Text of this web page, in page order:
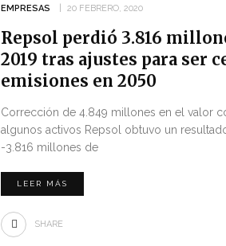
EMPRESAS 20 FEBRERO, 2020
Repsol perdió 3.816
2019 tras ajustes para ser
emisiones en 2050
Corrección de 4.849 millones en el valor
algunos activos Repsol obtuvo un
-3.816 millones de
LEER MÁS
SHARE